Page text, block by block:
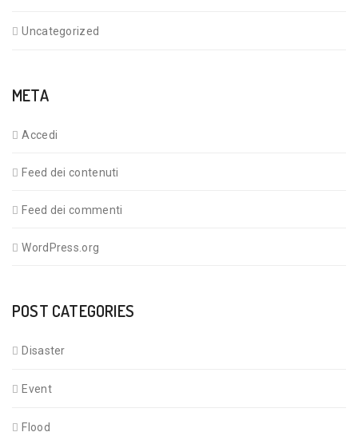
Uncategorized
META
Accedi
Feed dei contenuti
Feed dei commenti
WordPress.org
POST CATEGORIES
Disaster
Event
Flood